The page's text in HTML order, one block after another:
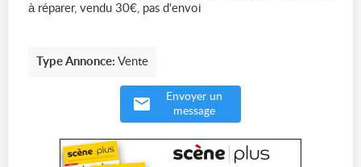
à réparer, vendu 30€, pas d'envoi
Type Annonce: Vente
Envoyer un
message